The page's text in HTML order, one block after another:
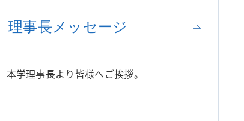
理事長メッセージ
本学理事長より皆様へご挨拶。